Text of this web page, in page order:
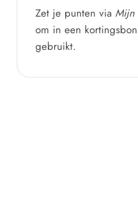
Zet je punten via Mijn
om in een
gebruikt.